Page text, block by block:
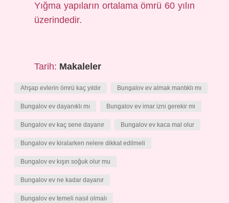
Yığma yapıların ortalama ömrü 60 yılın
üzerindedir.
Tarih: Makaleler
Ahşap evlerin ömrü kaç yıldır Bungalov ev almak mantıklı mı
Bungalov ev dayanıklı mı Bungalov ev imar izni gerekir mi
Bungalov ev kaç sene dayanır Bungalov ev kaca mal olur
Bungalov ev kiralarken nelere dikkat edilmeli
Bungalov ev kışın soğuk olur mu
Bungalov ev ne kadar dayanır
Bungalov ev temeli nasıl olmalı